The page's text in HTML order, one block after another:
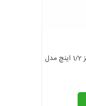
مادگی کوپلینگ باد داخل رزوه سایز 1/2 اینچ مدل